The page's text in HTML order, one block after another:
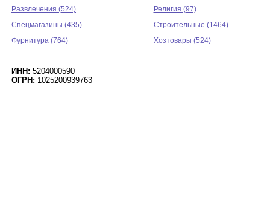
Развлечения (524)
Религия (97)
Спецмагазины (435)
Строительные (1464)
Фурнитура (764)
Хозтовары (524)
ИНН: 5204000590
ОГРН: 1025200939763